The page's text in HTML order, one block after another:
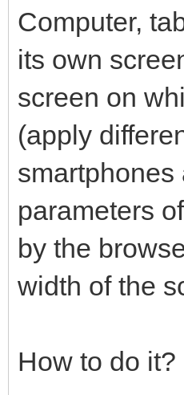
Computer,
its own
screen on
(apply
smartphones
parameters
by the
width of the
How to do it?